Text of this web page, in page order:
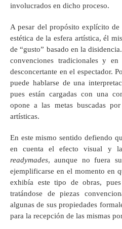
involucrados en dicho proceso.
A pesar del propósito explícito de
estética de la esfera artística, él
de “gusto” basado en la
convenciones tradicionales y
desconcertante en el espectador.
puede hablarse de una
pues están cargadas con una
opone a las metas buscadas
artísticas.
En este mismo sentido defiendo
en cuenta el efecto visual y
readymades, aunque no fuera
ejemplificarse en el momento en
exhibía este tipo de obras,
tratándose de piezas
algunas de sus propiedades
para la recepción de las mismas